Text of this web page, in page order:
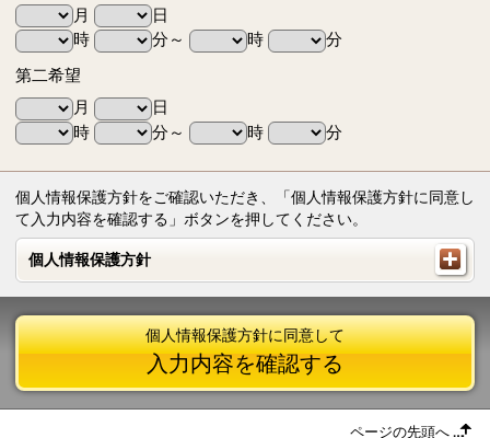
月
日
時
分～ 時
分
第二希望
月
日
時
分～ 時 分
個人情報保護方針をご確認いただき、「個人情報保護方針に同意し
て入力内容を確認する」ボタンを押してください。
個人情報保護方針
個人情報保護方針
個人情報保護方針に同意して
入力内容を確認する
ページの先頭へ